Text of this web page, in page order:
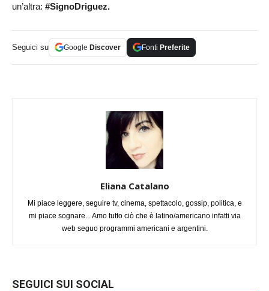
un’altra: #SignoDriguez.
Seguici su Google Discover Fonti Preferite
Eliana Catalano
Mi piace leggere, seguire tv, cinema, spettacolo, gossip, politica, e
mi piace sognare... Amo tutto ciò che è latino/americano infatti via
web seguo programmi americani e argentini.
SEGUICI SUI SOCIAL